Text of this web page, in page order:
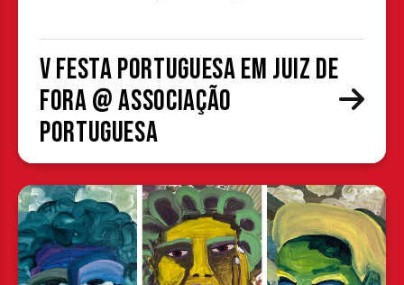
V Festa Portuguesa em Juiz de
Fora @ Associação
Portuguesa